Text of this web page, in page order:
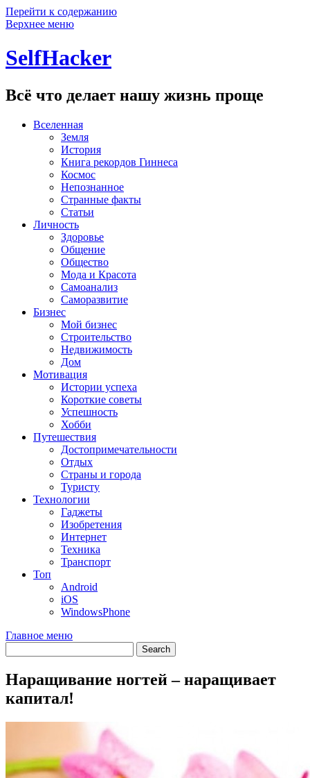
Перейти к содержанию
Верхнее меню
SelfHacker
Всё что делает нашу жизнь проще
Вселенная
Земля
История
Книга рекордов Гиннеса
Космос
Непознанное
Странные факты
Статьи
Личность
Здоровье
Общение
Общество
Мода и Красота
Самоанализ
Саморазвитие
Бизнес
Мой бизнес
Строительство
Недвижимость
Дом
Мотивация
Истории успеха
Короткие советы
Успешность
Хобби
Путешествия
Достопримечательности
Отдых
Страны и города
Туристу
Технологии
Гаджеты
Изобретения
Интернет
Техника
Транспорт
Топ
Android
iOS
WindowsPhone
Главное меню
Наращивание ногтей – наращивает
капитал!